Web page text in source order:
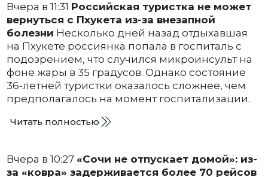
Вчера в 11:31 Российская туристка не может
вернуться с Пхукета из-за внезапной
болезни Несколько дней назад отдыхавшая
на Пхукете россиянка попала в госпиталь с
подозрением, что случился микроинсульт на
фоне жары в 35 градусов. Однако состояние
36-летней туристки оказалось сложнее, чем
предполагалось на момент госпитализации.
Читать полностью
Вчера в 10:27 «Сочи не отпускает домой»: из-
за «ковра» задерживается более 70 рейсов